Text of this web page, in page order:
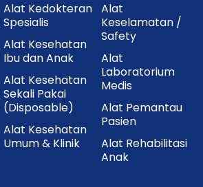
Alat Kedokteran
Spesialis
Alat Kesehatan
Ibu dan Anak
Alat Kesehatan
Sekali Pakai
(Disposable)
Alat Kesehatan
Umum & Klinik
Alat
Keselamatan /
Safety
Alat
Laboratorium
Medis
Alat Pemantau
Pasien
Alat Rehabilitasi
Anak